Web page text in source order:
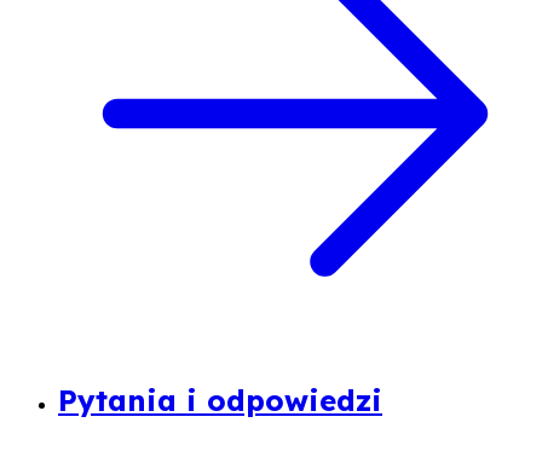
Pytania i odpowiedzi